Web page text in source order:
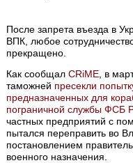
После запрета въезда в
ВПК, любое
прекращено.
Как сообщалCRiMЕ , в
таможней пресекли
предназначенных для
пограничной службы ФСБ
частных предприятий с
пытался переправить во
постановлением
военного назначения.